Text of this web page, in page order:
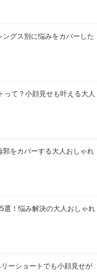
グス別に悩みをカバーした
て？小顔見せも叶える大人
をカバーする大人おしゃれ
選！悩み解決の大人おしゃれ
ーショートでも小顔見せが